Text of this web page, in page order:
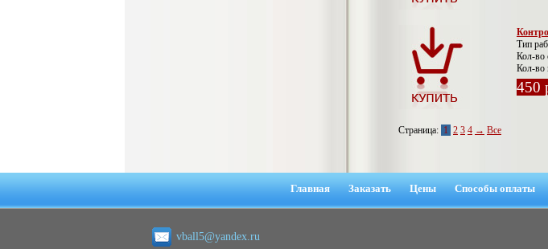
Диплом, 2023 г.
Тип
Кол-во
Кол-во
450
Страница: 1 2 3 4 → Все
Главная Заказать Цены Способы оплаты
vball5@yandex.ru